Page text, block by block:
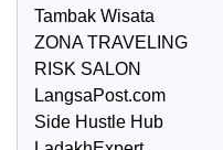
Tambak Wisata
ZONA TRAVELING
RISK SALON
LangsaPost.com
Side Hustle Hub